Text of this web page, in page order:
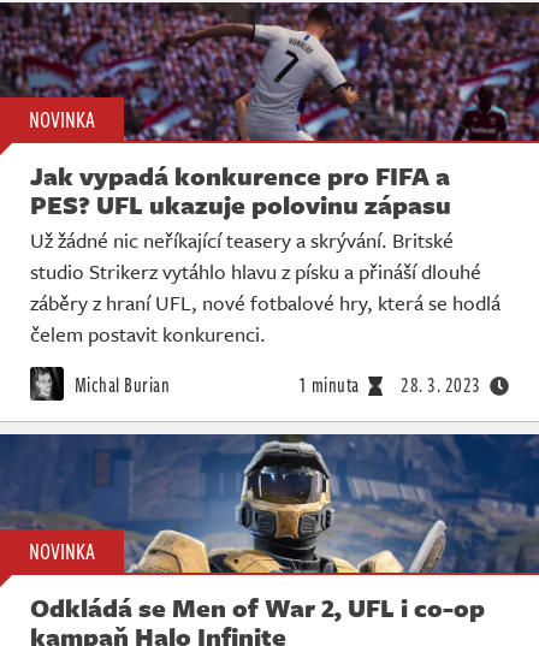
NOVINKA
Jak vypadá konkurence pro FIFA a
PES? UFL ukazuje polovinu zápasu
Už žádné nic neříkající teasery a skrývání. Britské
studio Strikerz vytáhlo hlavu z písku a přináší dlouhé
záběry z hraní UFL, nové fotbalové hry, která se hodlá
čelem postavit konkurenci.
Michal Burian 1 minuta 28. 3. 2023
NOVINKA
Odkládá se Men of War 2, UFL i co-op
kampaň Halo Infinite